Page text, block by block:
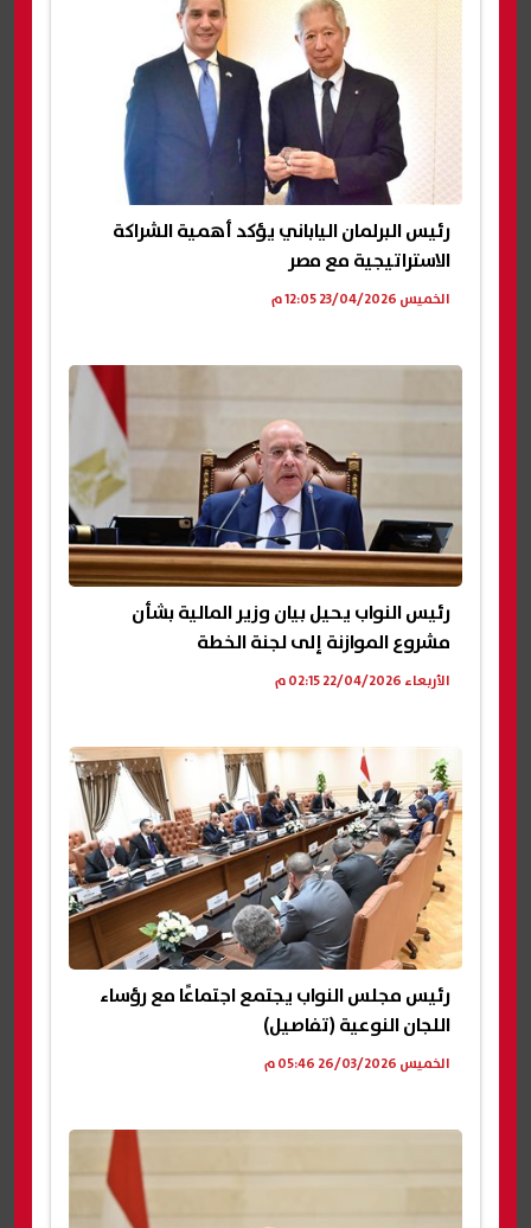
رئيس البرلمان الياباني يؤكد أهمية الشراكة
الاستراتيجية مع مصر
الخميس 23/04/2026 12:05 م
رئيس النواب يحيل بيان وزير المالية بشأن
مشروع الموازنة إلى لجنة الخطة
الأربعاء 22/04/2026 02:15 م
رئيس مجلس النواب يجتمع اجتماعًا مع رؤساء
اللجان النوعية (تفاصيل)
الخميس 26/03/2026 05:46 م